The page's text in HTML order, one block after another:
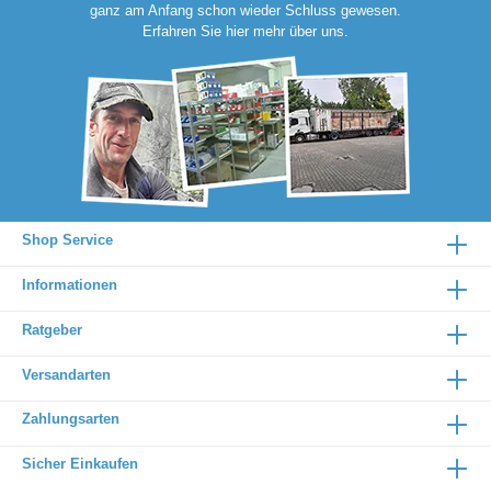
ganz am Anfang schon wieder Schluss gewesen.
Erfahren Sie hier mehr über uns.
Shop Service
Informationen
Ratgeber
Versandarten
Zahlungsarten
Sicher Einkaufen